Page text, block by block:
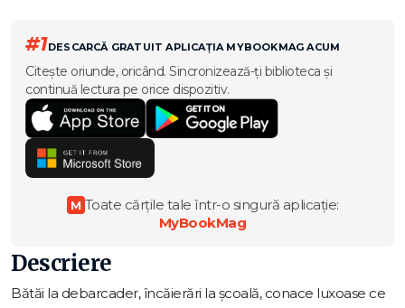
#1DESCARCĂ GRATUIT APLICAȚIA MYBOOKMAG ACUM
Citește oriunde, oricând. Sincronizează-ți biblioteca și
continuă lectura pe orice dispozitiv.
M Toate cărțile tale într-o singură aplicație:
MyBookMag
Descriere
Bătăi la debarcader, încăierări la școală, conace luxoase ce